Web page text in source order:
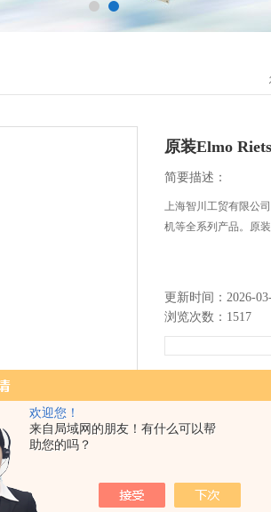
欢迎您！
来自局域网的朋友！有什么可以帮
助您的吗？
原装Elmo
简要描述：
上海智川工贸有限公司
机等全系列产品。原装
更新时间：2026-
浏览次数：1517
留言询价